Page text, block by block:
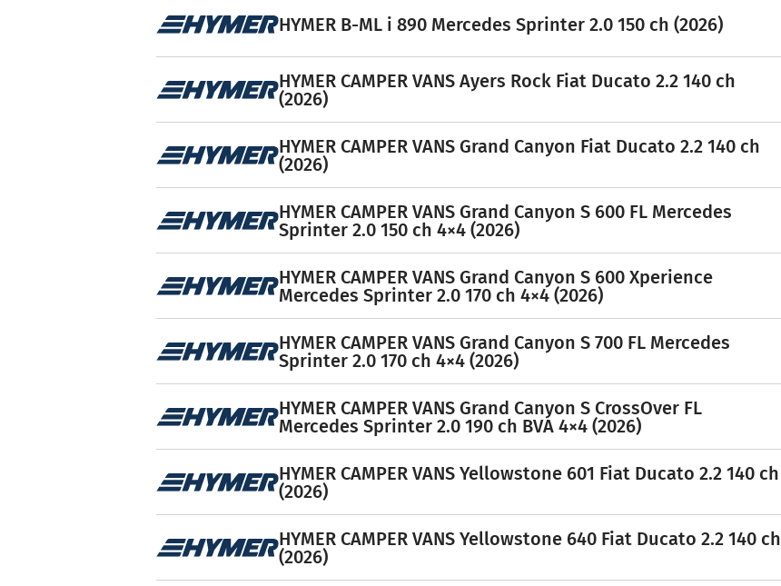
HYMER B-ML i 890 Mercedes Sprinter 2.0 150 ch (2026)
HYMER CAMPER VANS Ayers Rock Fiat Ducato 2.2 140 ch
(2026)
HYMER CAMPER VANS Grand Canyon Fiat Ducato 2.2 140 ch
(2026)
HYMER CAMPER VANS Grand Canyon S 600 FL Mercedes
Sprinter 2.0 150 ch 4×4 (2026)
HYMER CAMPER VANS Grand Canyon S 600 Xperience
Mercedes Sprinter 2.0 170 ch 4×4 (2026)
HYMER CAMPER VANS Grand Canyon S 700 FL Mercedes
Sprinter 2.0 170 ch 4×4 (2026)
HYMER CAMPER VANS Grand Canyon S CrossOver FL
Mercedes Sprinter 2.0 190 ch BVA 4×4 (2026)
HYMER CAMPER VANS Yellowstone 601 Fiat Ducato 2.2 140 ch
(2026)
HYMER CAMPER VANS Yellowstone 640 Fiat Ducato 2.2 140 ch
(2026)